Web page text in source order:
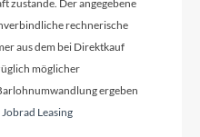
X 52.5 mm / 3pos
zustande. Der angegebene
rechnerische
aus dem bei Direktkauf
möglicher
ergeben
Jobrad Leasing